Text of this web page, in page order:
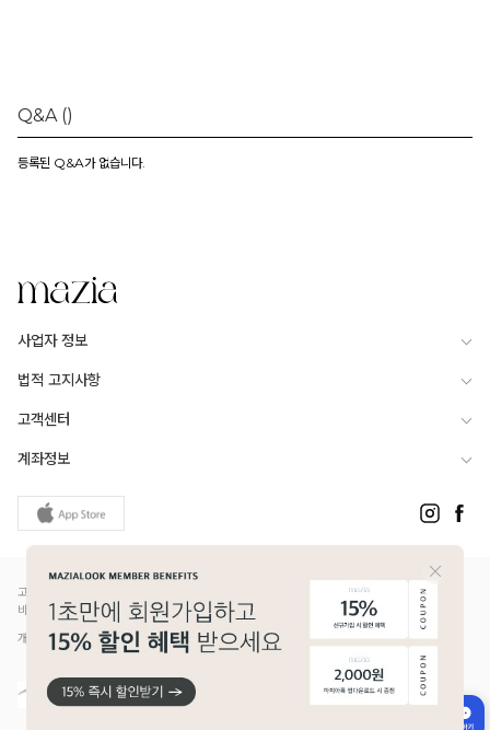
Q&A ()
등록된 Q&A가 없습니다.
사업자 정보
법적 고지사항
고객센터
계좌정보
고객님은 안전거래를 위해 현금 등으로 결제 시 저희 쇼핑몰에서 가입한 PG사의 구매안전서
비스를 이용하실 수 있습니다.
개인정보보호배상책임보험(Ⅱ) 가입 - 메리츠화재 증권번호 14610-1327